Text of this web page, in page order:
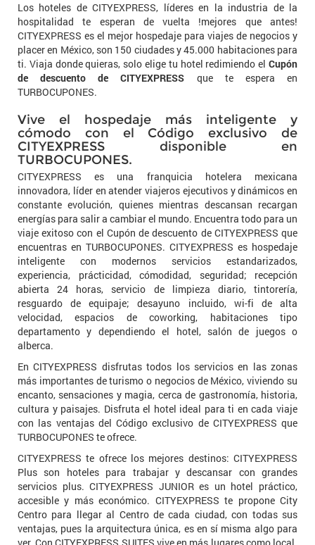
Los hoteles de CITYEXPRESS, líderes en la industria de la
hospitalidad te esperan de vuelta !mejores que antes!
CITYEXPRESS es el mejor hospedaje para viajes de negocios y
placer en México, son 150 ciudades y 45.000 habitaciones para
ti. Viaja donde quieras, solo elige tu hotel redimiendo el Cupón
de descuento de CITYEXPRESS que te espera en
TURBOCUPONES.
Vive el hospedaje más inteligente y
cómodo con el Código exclusivo de
CITYEXPRESS disponible en
TURBOCUPONES.
CITYEXPRESS es una franquicia hotelera mexicana
innovadora, líder en atender viajeros ejecutivos y dinámicos en
constante evolución, quienes mientras descansan recargan
energías para salir a cambiar el mundo. Encuentra todo para un
viaje exitoso con el Cupón de descuento de CITYEXPRESS que
encuentras en TURBOCUPONES. CITYEXPRESS es hospedaje
inteligente con modernos servicios estandarizados,
experiencia, prácticidad, cómodidad, seguridad; recepción
abierta 24 horas, servicio de limpieza diario, tintorería,
resguardo de equipaje; desayuno incluido, wi-fi de alta
velocidad, espacios de coworking, habitaciones tipo
departamento y dependiendo el hotel, salón de juegos o
alberca.
En CITYEXPRESS disfrutas todos los servicios en las zonas
más importantes de turismo o negocios de México, viviendo su
encanto, sensaciones y magia, cerca de gastronomía, historia,
cultura y paisajes. Disfruta el hotel ideal para ti en cada viaje
con las ventajas del Código exclusivo de CITYEXPRESS que
TURBOCUPONES te ofrece.
CITYEXPRESS te ofrece los mejores destinos: CITYEXPRESS
Plus son hoteles para trabajar y descansar con grandes
servicios plus. CITYEXPRESS JUNIOR es un hotel práctico,
accesible y más económico. CITYEXPRESS te propone City
Centro para llegar al Centro de cada ciudad, con todas sus
ventajas, pues la arquitectura única, es en sí misma algo para